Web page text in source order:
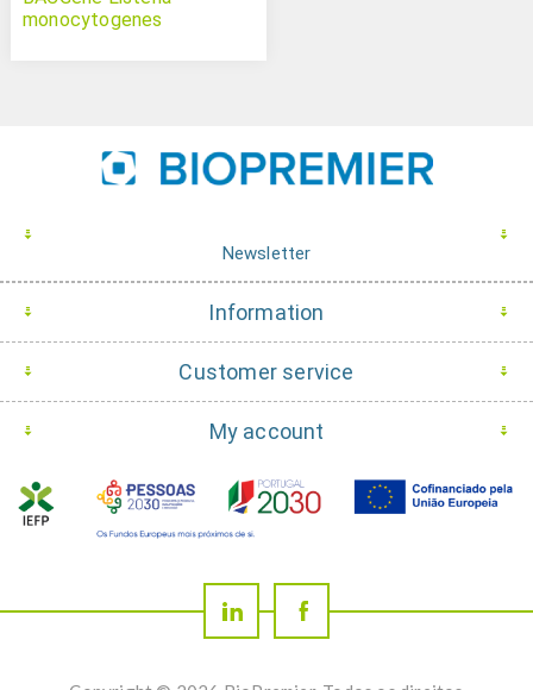
monocytogenes
Newsletter
Information
Customer service
My account